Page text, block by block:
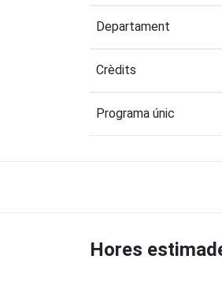
Departament
Crèdits
Programa únic
Hores